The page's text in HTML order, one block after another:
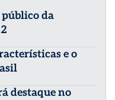
da
e o
destaque no